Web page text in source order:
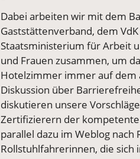
Dabei arbeiten wir mit dem
Gaststättenverband, dem
Staatsministerium für Arbeit
und Frauen zusammen, um
Hotelzimmer immer auf dem
Diskussion über
diskutieren unsere
Zertifizierern der
parallel dazu im Weblog
Rollstuhlfahrerinnen, die sich